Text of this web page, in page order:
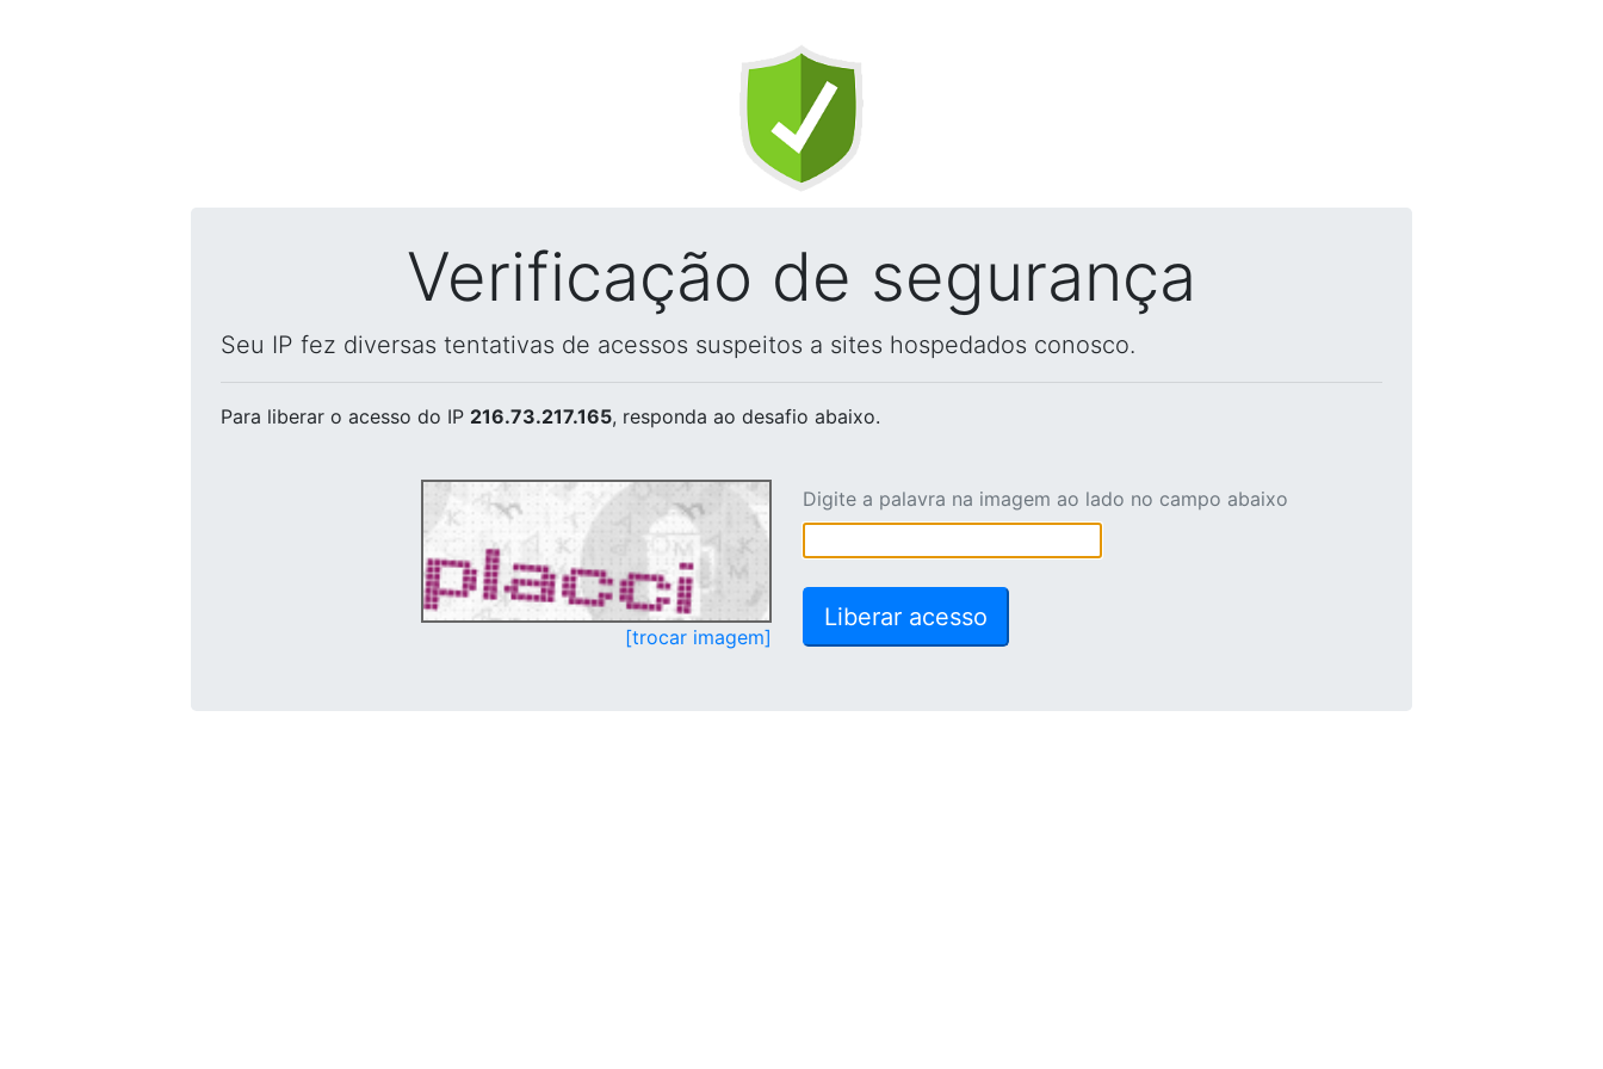
Verificação de segurança
Seu IP fez diversas tentativas de acessos suspeitos a sites hospedados conosco.
Para liberar o acesso do IP 216.73.217.165, responda ao desafio abaixo.
[trocar imagem]
Digite a palavra na imagem ao lado no campo abaixo